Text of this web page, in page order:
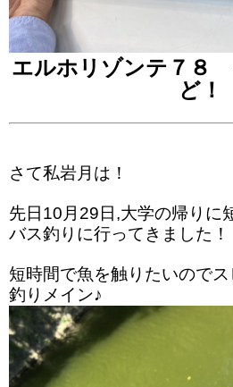
エルホリゾンテ７８
ど！
さて私岩月は！
先日10月29日,大学の帰りに
バス釣りに行ってきました！
短時間で魚を触りたいので
釣りメイン♪